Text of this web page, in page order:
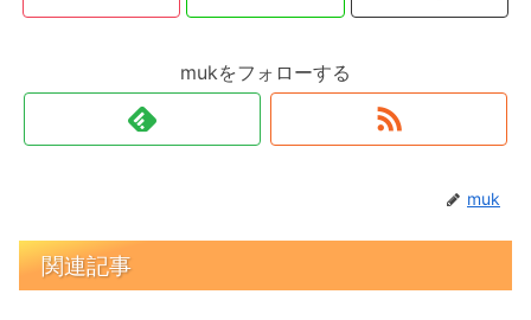
mukをフォローする
muk
関連記事